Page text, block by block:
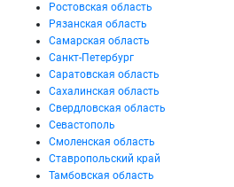
Ростовская область
Рязанская область
Самарская область
Санкт-Петербург
Саратовская область
Сахалинская область
Свердловская область
Севастополь
Смоленская область
Ставропольский край
Тамбовская область